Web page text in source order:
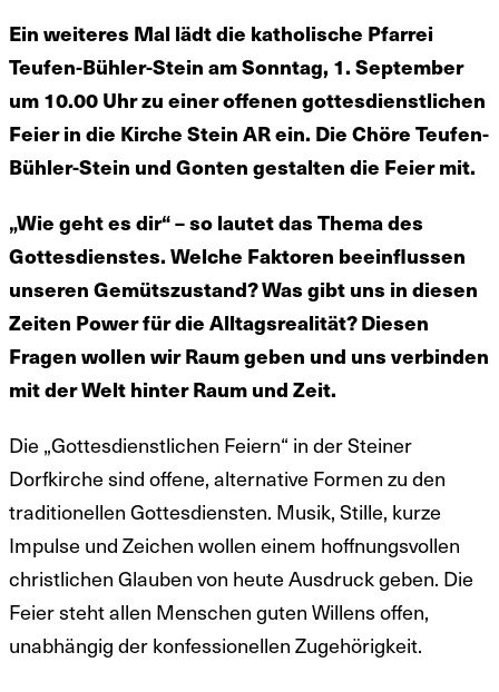
Ein weiteres Mal lädt die katholische Pfarrei
Teufen-Bühler-Stein am Sonntag, 1. September
um 10.00 Uhr zu einer offenen gottesdienstlichen
Feier in die Kirche Stein AR ein. Die Chöre Teufen-
Bühler-Stein und Gonten gestalten die Feier mit.
„Wie geht es dir“ – so lautet das Thema des
Gottesdienstes. Welche Faktoren beeinflussen
unseren Gemütszustand? Was gibt uns in diesen
Zeiten Power für die Alltagsrealität? Diesen
Fragen wollen wir Raum geben und uns verbinden
mit der Welt hinter Raum und Zeit.
Die „Gottesdienstlichen Feiern“ in der Steiner
Dorfkirche sind offene, alternative Formen zu den
traditionellen Gottesdiensten. Musik, Stille, kurze
Impulse und Zeichen wollen einem hoffnungsvollen
christlichen Glauben von heute Ausdruck geben. Die
Feier steht allen Menschen guten Willens offen,
unabhängig der konfessionellen Zugehörigkeit.